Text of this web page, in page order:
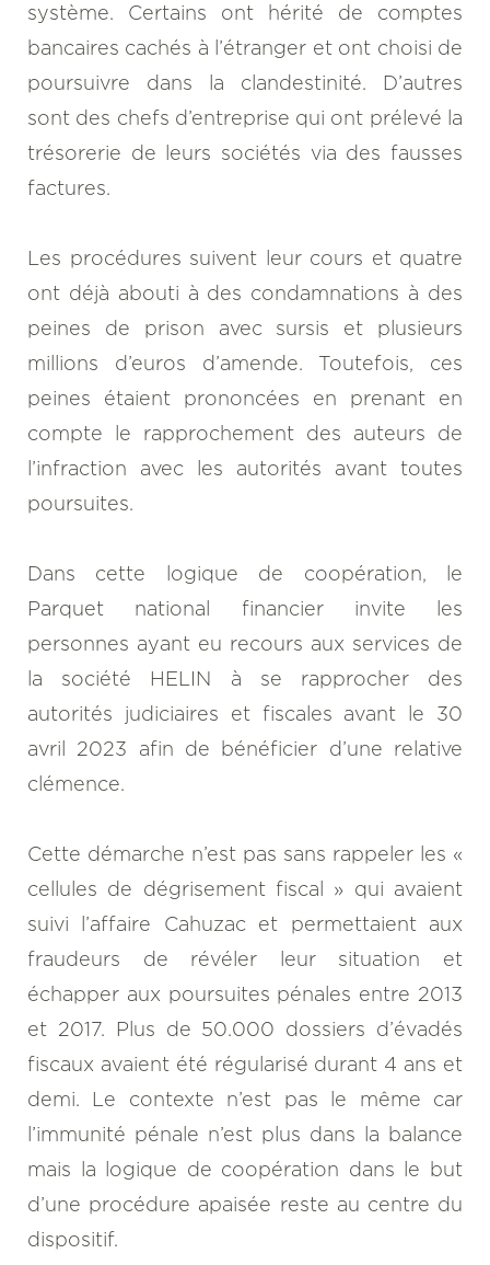
système. Certains ont hérité de comptes
bancaires cachés à l’étranger et ont choisi de
poursuivre dans la clandestinité. D’autres
sont des chefs d’entreprise qui ont prélevé la
trésorerie de leurs sociétés via des fausses
factures.
Les procédures suivent leur cours et quatre
ont déjà abouti à des condamnations à des
peines de prison avec sursis et plusieurs
millions d’euros d’amende. Toutefois, ces
peines étaient prononcées en prenant en
compte le rapprochement des auteurs de
l’infraction avec les autorités avant toutes
poursuites.
Dans cette logique de coopération, le
Parquet national financier invite les
personnes ayant eu recours aux services de
la société HELIN à se rapprocher des
autorités judiciaires et fiscales avant le 30
avril 2023 afin de bénéficier d’une relative
clémence.
Cette démarche n’est pas sans rappeler les «
cellules de dégrisement fiscal » qui avaient
suivi l’affaire Cahuzac et permettaient aux
fraudeurs de révéler leur situation et
échapper aux poursuites pénales entre 2013
et 2017. Plus de 50.000 dossiers d’évadés
fiscaux avaient été régularisé durant 4 ans et
demi. Le contexte n’est pas le même car
l’immunité pénale n’est plus dans la balance
mais la logique de coopération dans le but
d’une procédure apaisée reste au centre du
dispositif.